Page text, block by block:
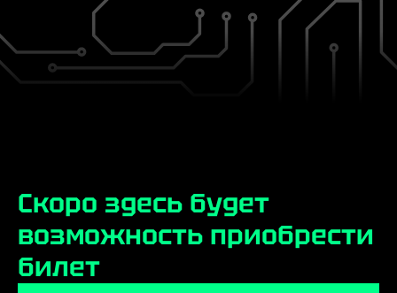
Скоро здесь будет
возможность приобрести
билет